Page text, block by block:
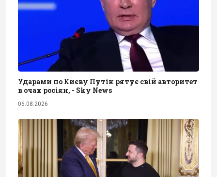
Ударами по Києву Путін рятує свій авторитет
в очах росіян, - Sky News
06.08.2026